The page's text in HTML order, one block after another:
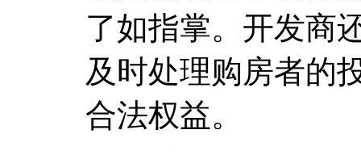
了如指掌。开发商
及时处理购房者的
合法权益。